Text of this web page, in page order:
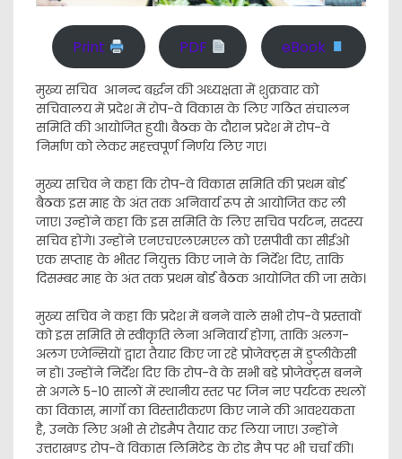
Print PDF eBook
मुख्य सचिव आनन्द बर्द्धन की अध्यक्षता में शुक्रवार को
सचिवालय में प्रदेश में रोप-वे विकास के लिए गठित संचालन
समिति की आयोजित हुयी। बैठक के दौरान प्रदेश में रोप-वे
निर्माण को लेकर महत्त्वपूर्ण निर्णय लिए गए।
मुख्य सचिव ने कहा कि रोप-वे विकास समिति की प्रथम बोर्ड
बैठक इस माह के अंत तक अनिवार्य रूप से आयोजित कर ली
जाए। उन्होंने कहा कि इस समिति के लिए सचिव पर्यटन, सदस्य
सचिव होंगे। उन्होंने एनएचएलएमएल को एसपीवी का सीईओ
एक सप्ताह के भीतर नियुक्त किए जाने के निर्देश दिए, ताकि
दिसम्बर माह के अंत तक प्रथम बोर्ड बैठक आयोजित की जा सके।
मुख्य सचिव ने कहा कि प्रदेश में बनने वाले सभी रोप-वे प्रस्तावों
को इस समिति से स्वीकृति लेना अनिवार्य होगा, ताकि अलग-
अलग एजेन्सियों द्वारा तैयार किए जा रहे प्रोजेक्ट्स में डुप्लीकेसी
न हो। उन्होंने निर्देश दिए कि रोप-वे के सभी बड़े प्रोजेक्ट्स बनने
से अगले 5-10 सालों में स्थानीय स्तर पर जिन नए पर्यटक स्थलों
का विकास, मार्गों का विस्तारीकरण किए जाने की आवश्यकता
है, उनके लिए अभी से रोडमैप तैयार कर लिया जाए। उन्होंने
उत्तराखण्ड रोप-वे विकास लिमिटेड के रोड मैप पर भी चर्चा की।